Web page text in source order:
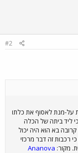
#2
על-מנת לאסוף את כלתו
ליד ביתה של הכלה
בא הוא היה יכול
רכבות זה דבר מרכזי
מקור: Ananova